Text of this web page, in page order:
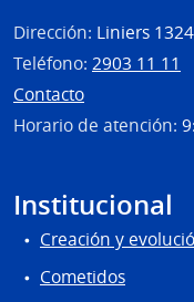
Dirección: Liniers
Teléfono: 2903 11 11
Contacto
Horario de atención:
Institucional
Creación y
Cometidos